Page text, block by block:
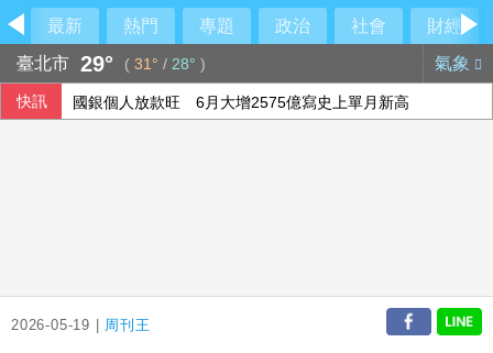
最新 熱門 專題 政治 社會
財經
臺北市 29° ( 31° / 28° ) 氣象
快訊 國銀個人放款旺 6月大增2575億寫史上單月新高
2026-05-19 | 周刊王